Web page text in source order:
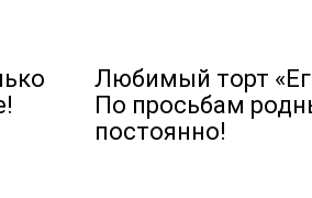
Любимый торт
По просьбам
постоянно!